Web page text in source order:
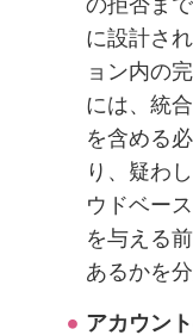
に設計さ
ョン内の
には、統
を含める
り、疑わ
ウドベー
を与える
あるかを
アカウン